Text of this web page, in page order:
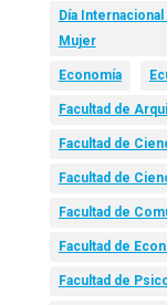
Día
Mujer
Economía
Facultad de
Facultad de
Facultad de
Facultad de
Facultad de
Facultad de